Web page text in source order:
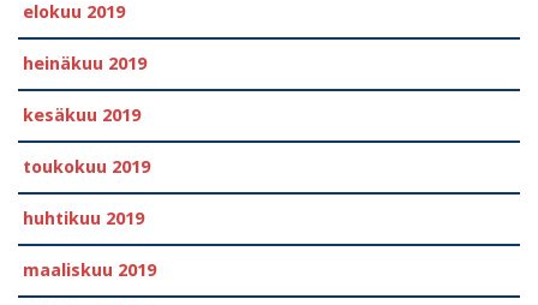
elokuu 2019
heinäkuu 2019
kesäkuu 2019
toukokuu 2019
huhtikuu 2019
maaliskuu 2019